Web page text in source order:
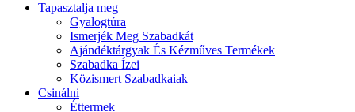
Tapasztalja meg
Gyalogtúra
Ismerjék Meg Szabadkát
Ajándéktárgyak És Kézműves Termékek
Szabadka Ízei
Közismert Szabadkaiak
Csinálni
Éttermek